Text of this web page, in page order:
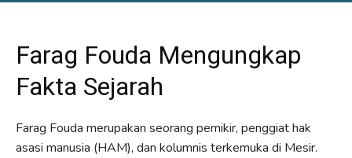
Farag Fouda Mengungkap
Fakta Sejarah
Farag Fouda merupakan seorang pemikir, penggiat hak
asasi manusia (HAM), dan kolumnis terkemuka di Mesir.